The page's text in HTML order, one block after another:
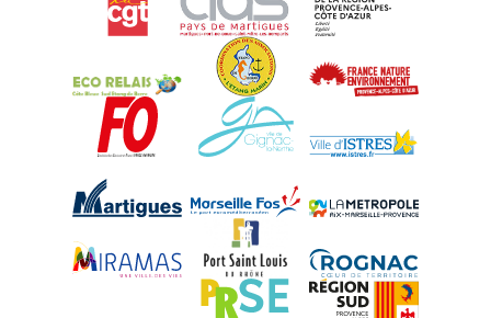
Eco-Relais Côte BleueEtang marin
Force Ouvrière Gignac-la-Nerthe
Port-Saint-Louis
Saint-Chamas PRSE Région Sud